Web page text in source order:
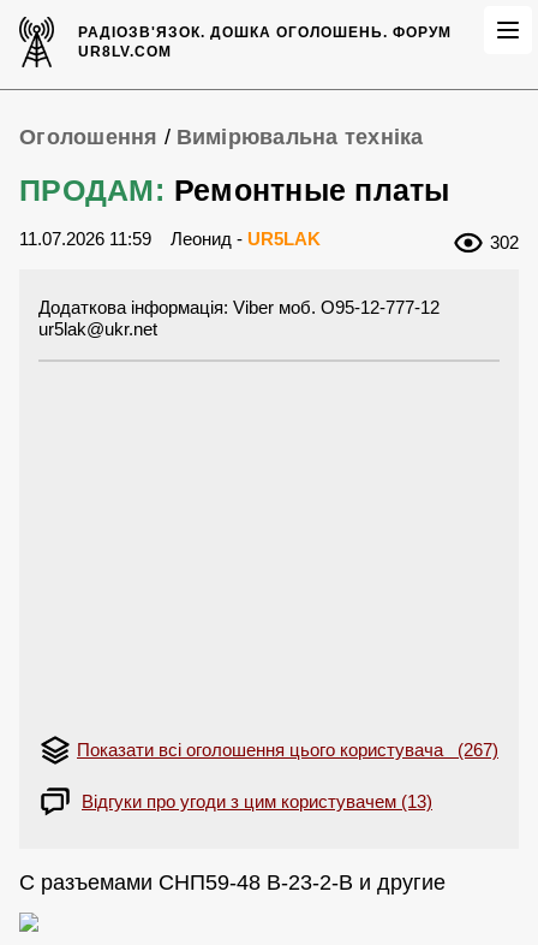
РАДІОЗВ'ЯЗОК.ДОШКА ОГОЛОШЕНЬ. ФОРУМ
UR8LV.COM
Оголошення / Вимірювальна техніка
ПРОДАМ: Ремонтные платы
11.07.2026 11:59 Леонид - UR5LAK 302
Додаткова інформація: Viber моб. O95-12-777-12
ur5lak@ukr.net
Показати всі оголошення цього користувача (267)
Відгуки про угоди з цим користувачем (13)
С разъемами СНП59-48 В-23-2-В и другие